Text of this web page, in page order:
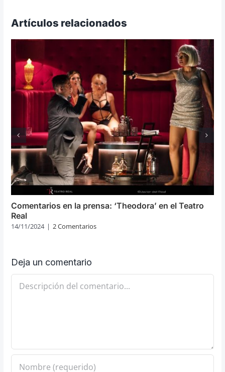
Artículos relacionados
Comentarios en la prensa: ‘Theodora’ en el Teatro
Real
14/11/2024 | 2 Comentarios
Deja un comentario
Comentario